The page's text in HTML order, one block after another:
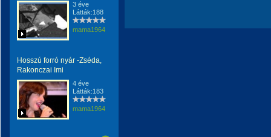
3 éve
Látták:188
mama1964
Hosszú forró nyár -Zséda,
Rakonczai Imi
4 éve
Látták:183
mama1964